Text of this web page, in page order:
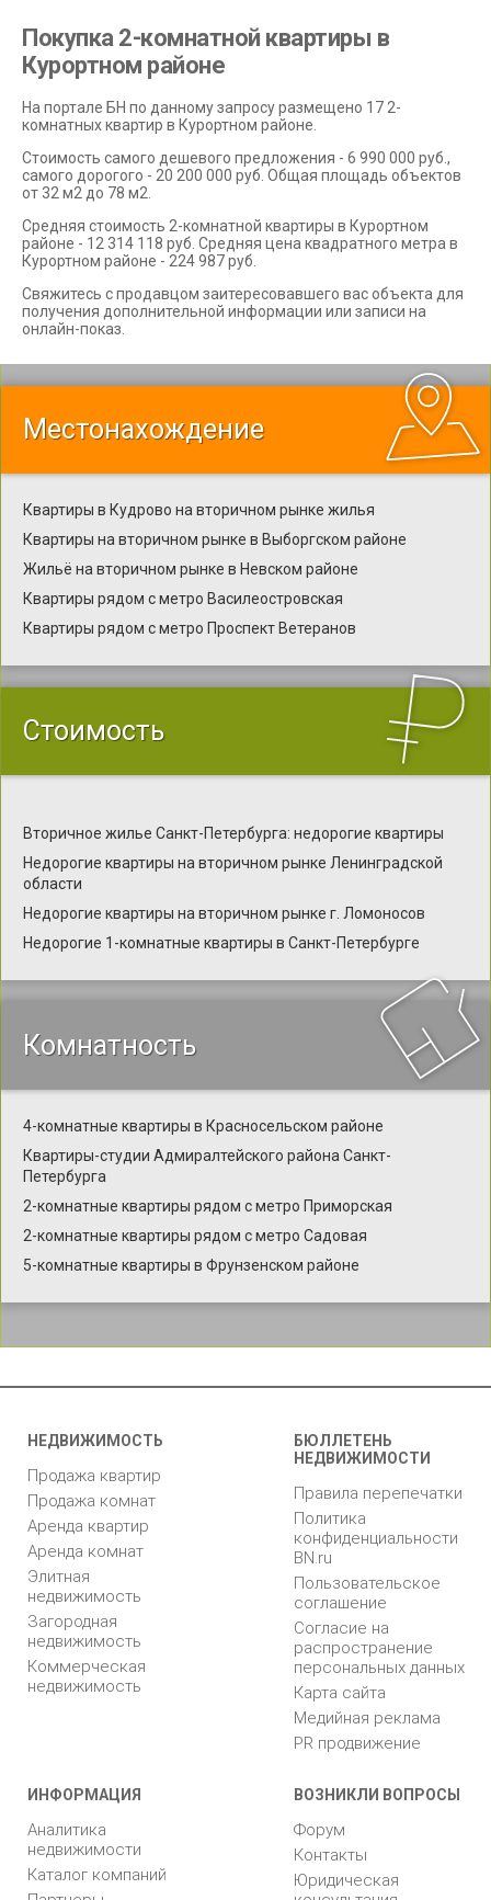
Покупка 2-комнатной квартиры в
Курортном районе
На портале БН по данному запросу размещено 17 2-
комнатных квартир в Курортном районе.
Стоимость самого дешевого предложения - 6 990 000 руб.,
самого дорогого - 20 200 000 руб. Общая площадь объектов
от 32 м2 до 78 м2.
Средняя стоимость 2-комнатной квартиры в Курортном
районе - 12 314 118 руб. Средняя цена квадратного метра в
Курортном районе - 224 987 руб.
Свяжитесь с продавцом заитересовавшего вас объекта для
получения дополнительной информации или записи на
онлайн-показ.
Местонахождение
Квартиры в Кудрово на вторичном рынке жилья
Квартиры на вторичном рынке в Выборгском районе
Жильё на вторичном рынке в Невском районе
Квартиры рядом с метро Василеостровская
Квартиры рядом с метро Проспект Ветеранов
Стоимость
Вторичное жилье Санкт-Петербурга: недорогие квартиры
Недорогие квартиры на вторичном рынке Ленинградской
области
Недорогие квартиры на вторичном рынке г. Ломоносов
Недорогие 1-комнатные квартиры в Санкт-Петербурге
Комнатность
4-комнатные квартиры в Красносельском районе
Квартиры-студии Адмиралтейского района Санкт-
Петербурга
2-комнатные квартиры рядом с метро Приморская
2-комнатные квартиры рядом с метро Садовая
5-комнатные квартиры в Фрунзенском районе
НЕДВИЖИМОСТЬ
Продажа квартир
Продажа комнат
Аренда квартир
Аренда комнат
Элитная
недвижимость
Загородная
недвижимость
Коммерческая
недвижимость
БЮЛЛЕТЕНЬ
НЕДВИЖИМОСТИ
Правила перепечатки
Политика
конфиденциальности
BN.ru
Пользовательское
соглашение
Согласие на
распространение
персональных данных
Карта сайта
Медийная реклама
PR продвижение
ИНФОРМАЦИЯ
Аналитика
недвижимости
Каталог компаний
ВОЗНИКЛИ ВОПРОСЫ
Форум
Контакты
Юридическая